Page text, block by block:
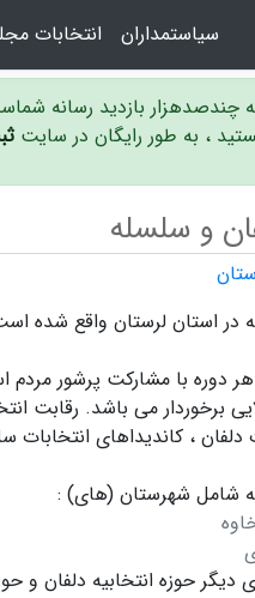
سیاستمداران انتخابات
چندصدهزار بازدید رسانه
، به طور رایگان در سایت
و سلسله
دوره با مشارکت پرشور مردم
برخوردار می باشد. رقابت
دلفان ، کاندیداهای انتخابات
شامل شهرستان (های) :
دیگر حوزه انتخابیه دلفان و